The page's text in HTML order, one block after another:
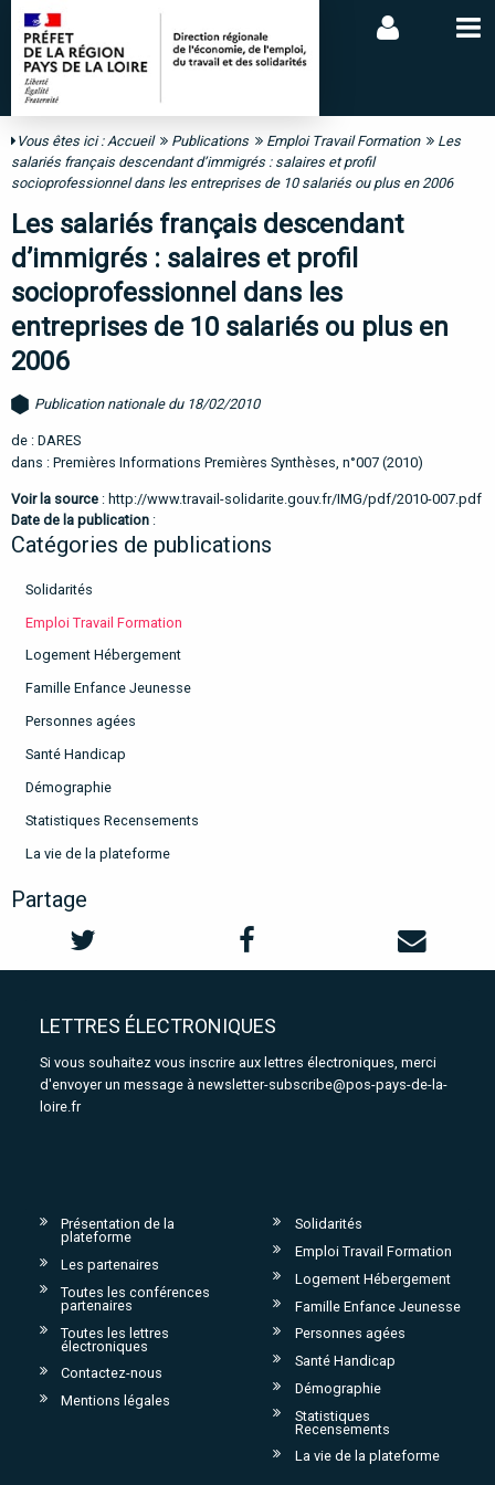
Vous êtes ici :Accueil Publications Emploi Travail Formation
Les
salariés français descendant d’immigrés : salaires et profil
socioprofessionnel dans les entreprises de 10 salariés ou plus en 2006
Les salariés français descendant
d’immigrés : salaires et profil
socioprofessionnel dans les
entreprises de 10 salariés ou plus en
2006
Publication nationale du 18/02/2010
de : DARES
dans : Premières Informations Premières Synthèses, n°007 (2010)
Voir la source : http://www.travail-solidarite.gouv.fr/IMG/pdf/2010-007.pdf
Date de la publication :
Catégories de publications
Solidarités
Emploi Travail Formation
Logement Hébergement
Famille Enfance Jeunesse
Personnes agées
Santé Handicap
Démographie
Statistiques Recensements
La vie de la plateforme
Partage
LETTRES ÉLECTRONIQUES
Si vous souhaitez vous inscrire aux lettres électroniques, merci
d'envoyer un message à newsletter-subscribe@pos-pays-de-la-
loire.fr
Présentation de la
plateforme
Les partenaires
Toutes les conférences
partenaires
Toutes les lettres
électroniques
Contactez-nous
Mentions légales
Solidarités
Emploi Travail Formation
Logement Hébergement
Famille Enfance Jeunesse
Personnes agées
Santé Handicap
Démographie
Statistiques
Recensements
La vie de la plateforme